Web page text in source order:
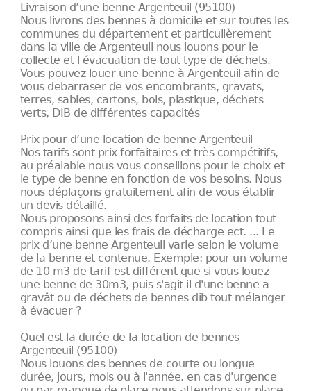
Livraison d’une benne Argenteuil (95100)
Nous livrons des bennes à domicile et sur toutes les
communes du département et particulièrement
dans la ville de Argenteuil nous louons pour le
collecte et l évacuation de tout type de déchets.
Vous pouvez louer une benne à Argenteuil afin de
vous debarraser de vos encombrants, gravats,
terres, sables, cartons, bois, plastique, déchets
verts, DIB de différentes capacités
Prix pour d’une location de benne Argenteuil
Nos tarifs sont prix forfaitaires et très compétitifs,
au préalable nous vous conseillons pour le choix et
le type de benne en fonction de vos besoins. Nous
nous déplaçons gratuitement afin de vous établir
un devis détaillé.
Nous proposons ainsi des forfaits de location tout
compris ainsi que les frais de décharge ect. ... Le
prix d’une benne Argenteuil varie selon le volume
de la benne et contenue. Exemple: pour un volume
de 10 m3 de tarif est différent que si vous louez
une benne de 30m3, puis s'agit il d'une benne a
gravât ou de déchets de bennes dib tout mélanger
à évacuer ?
Quel est la durée de la location de bennes
Argenteuil (95100)
Nous louons des bennes de courte ou longue
durée, jours, mois ou à l'année. en cas d'urgence